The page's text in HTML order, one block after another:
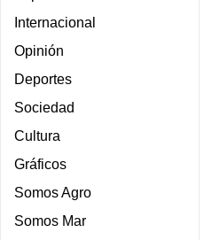
Internacional
Opinión
Deportes
Sociedad
Cultura
Gráficos
Somos Agro
Somos Mar